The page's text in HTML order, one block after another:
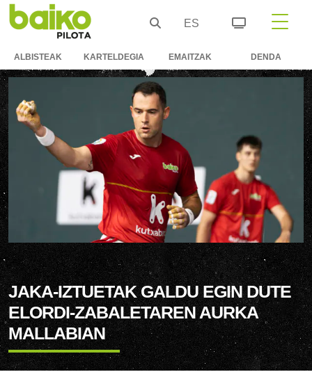
ES
ALBISTEAK KARTELDEGIA EMAITZAK DENDA
JAKA-IZTUETAK GALDU EGIN DUTE
ELORDI-ZABALETAREN AURKA
MALLABIAN